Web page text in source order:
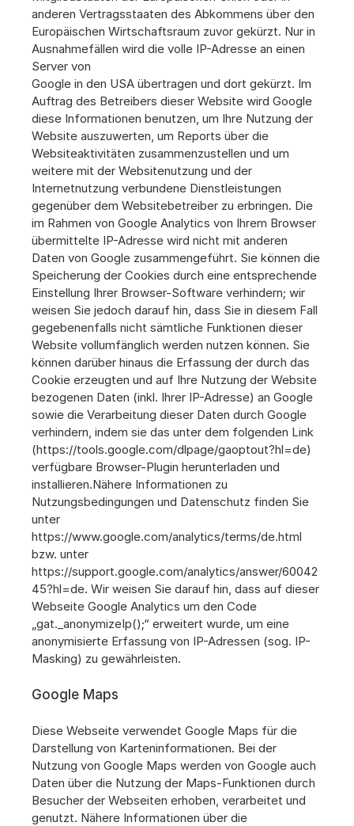
anderen Vertragsstaaten des Abkommens über den
Europäischen Wirtschaftsraum zuvor gekürzt. Nur in
Ausnahmefällen wird die volle IP-Adresse an einen
Server von
Google in den USA übertragen und dort gekürzt. Im
Auftrag des Betreibers dieser Website wird Google
diese Informationen benutzen, um Ihre Nutzung der
Website auszuwerten, um Reports über die
Websiteaktivitäten zusammenzustellen und um
weitere mit der Websitenutzung und der
Internetnutzung verbundene Dienstleistungen
gegenüber dem Websitebetreiber zu erbringen. Die
im Rahmen von Google Analytics von Ihrem Browser
übermittelte IP-Adresse wird nicht mit anderen
Daten von Google zusammengeführt. Sie können die
Speicherung der Cookies durch eine entsprechende
Einstellung Ihrer Browser-Software verhindern; wir
weisen Sie jedoch darauf hin, dass Sie in diesem Fall
gegebenenfalls nicht sämtliche Funktionen dieser
Website vollumfänglich werden nutzen können. Sie
können darüber hinaus die Erfassung der durch das
Cookie erzeugten und auf Ihre Nutzung der Website
bezogenen Daten (inkl. Ihrer IP-Adresse) an Google
sowie die Verarbeitung dieser Daten durch Google
verhindern, indem sie das unter dem folgenden Link
(https://tools.google.com/dlpage/gaoptout?hl=de)
verfügbare Browser-Plugin herunterladen und
installieren.Nähere Informationen zu
Nutzungsbedingungen und Datenschutz finden Sie
unter
https://www.google.com/analytics/terms/de.html
bzw. unter
https://support.google.com/analytics/answer/60042
45?hl=de. Wir weisen Sie darauf hin, dass auf dieser
Webseite Google Analytics um den Code
„gat._anonymizeIp();“ erweitert wurde, um eine
anonymisierte Erfassung von IP-Adressen (sog. IP-
Masking) zu gewährleisten.
Google Maps
Diese Webseite verwendet Google Maps für die
Darstellung von Karteninformationen. Bei der
Nutzung von Google Maps werden von Google auch
Daten über die Nutzung der Maps-Funktionen durch
Besucher der Webseiten erhoben, verarbeitet und
genutzt. Nähere Informationen über die